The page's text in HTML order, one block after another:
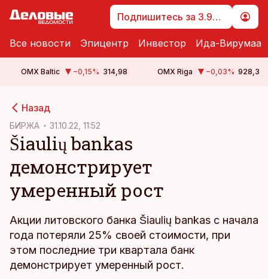
Подпишитесь за 3.99 €
Все новости Эпицентр Инвестор Ида-Вирумаа
OMX Baltic −0,15% 314,98 OMX Riga −0,03% 928,3
Назад
БИРЖА 31.10.22, 11:52
Šiaulių bankas
демонстрирует
умеренный рост
Акции литовского банка Šiaulių bankas с начала
года потеряли 25% своей стоимости, при
этом последние три квартала банк
демонстрирует умеренный рост.